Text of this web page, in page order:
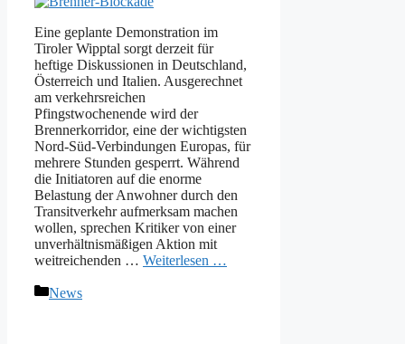
Eine geplante Demonstration im
Tiroler Wipptal sorgt derzeit für
heftige Diskussionen in Deutschland,
Österreich und Italien. Ausgerechnet
am verkehrsreichen
Pfingstwochenende wird der
Brennerkorridor, eine der wichtigsten
Nord-Süd-Verbindungen Europas, für
mehrere Stunden gesperrt. Während
die Initiatoren auf die enorme
Belastung der Anwohner durch den
Transitverkehr aufmerksam machen
wollen, sprechen Kritiker von einer
unverhältnismäßigen Aktion mit
weitreichenden … Weiterlesen …
Kategorien
News